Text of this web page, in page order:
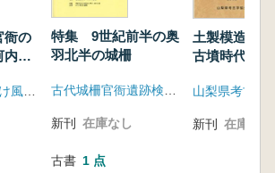
衙の
郡
特集 9世紀前半の奥
羽北半の城柵
古代城柵官衙遺跡検討会
新刊 在庫なし
古書 1 点
土製模造品
古墳時代の
山梨県考古学
新刊 在庫なし